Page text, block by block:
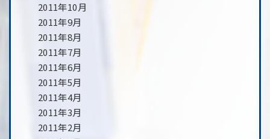
2011年10月
2011年9月
2011年8月
2011年7月
2011年6月
2011年5月
2011年4月
2011年3月
2011年2月